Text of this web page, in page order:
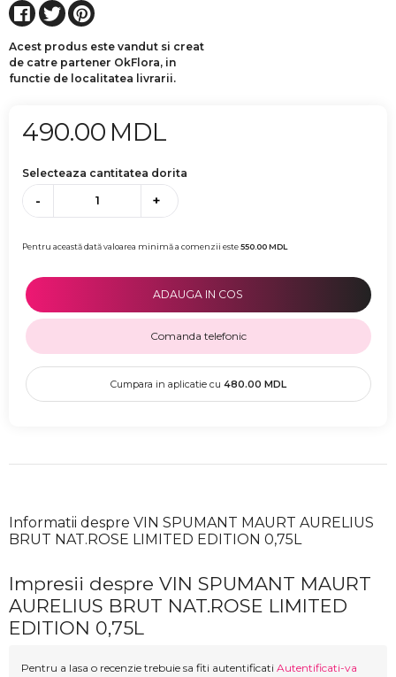
Acest produs este vandut si creat
de catre partener OkFlora, in
functie de localitatea livrarii.
490.00 MDL
Selecteaza cantitatea dorita
- +
Pentru această dată valoarea minimă a comenzii este550.00MDL
ADAUGA IN COS
Comanda telefonic
Cumpara in aplicatie cu 480.00 MDL
Informatii despre VIN SPUMANT MAURT AURELIUS
BRUT NAT.ROSE LIMITED EDITION 0,75L
Impresii despre VIN SPUMANT MAURT
AURELIUS BRUT NAT.ROSE LIMITED
EDITION 0,75L
Pentru a lasa o recenzie trebuie sa fiti autentificati Autentificati-va